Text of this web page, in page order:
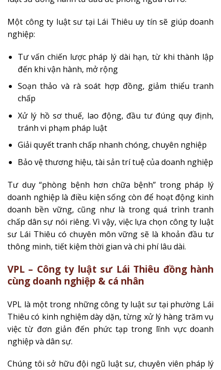
Một công ty luật sư tại Lái Thiêu uy tín sẽ giúp doanh
nghiệp:
Tư vấn chiến lược pháp lý dài hạn, từ khi thành lập
đến khi vận hành, mở rộng
Soạn thảo và rà soát hợp đồng, giảm thiểu tranh
chấp
Xử lý hồ sơ thuế, lao động, đầu tư đúng quy định,
tránh vi phạm pháp luật
Giải quyết tranh chấp nhanh chóng, chuyên nghiệp
Bảo vệ thương hiệu, tài sản trí tuệ của doanh nghiệp
Tư duy “phòng bệnh hơn chữa bệnh” trong pháp lý
doanh nghiệp là điều kiện sống còn để hoạt động kinh
doanh bền vững, cũng như là trong quá trình tranh
chấp dân sự nói riêng. Vì vậy, việc lựa chọn công ty luật
sư Lái Thiêu có chuyên môn vững sẽ là khoản đầu tư
thông minh, tiết kiệm thời gian và chi phí lâu dài.
VPL – Công ty luật sư Lái Thiêu đồng hành
cùng doanh nghiệp & cá nhân
VPL là một trong những công ty luật sư tại phường Lái
Thiêu có kinh nghiệm dày dặn, từng xử lý hàng trăm vụ
việc từ đơn giản đến phức tạp trong lĩnh vực doanh
nghiệp và dân sự.
Chúng tôi sở hữu đội ngũ luật sư, chuyên viên pháp lý